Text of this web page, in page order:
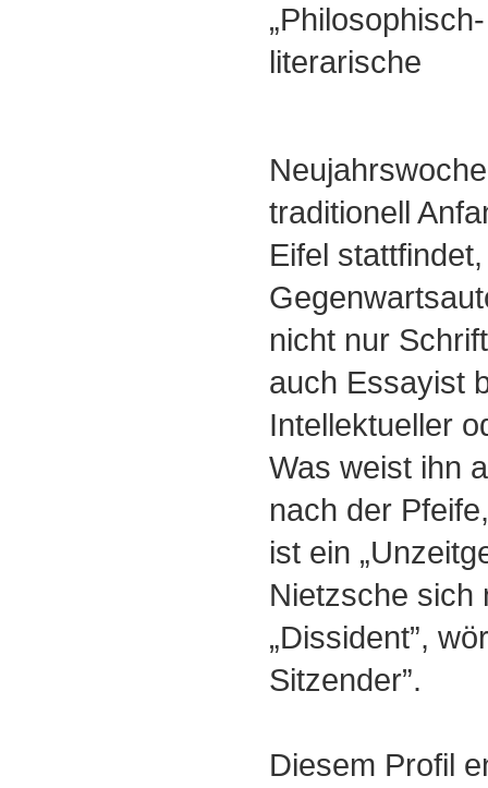
„Philosophisch-
literarische
traditionell
Eifel
nicht nur
auch Essayist
Intellektueller
Was weist ihn
nach der
ist ein
Nietzsche sich
„Dissident”,
Sitzender”.
Diesem Profil